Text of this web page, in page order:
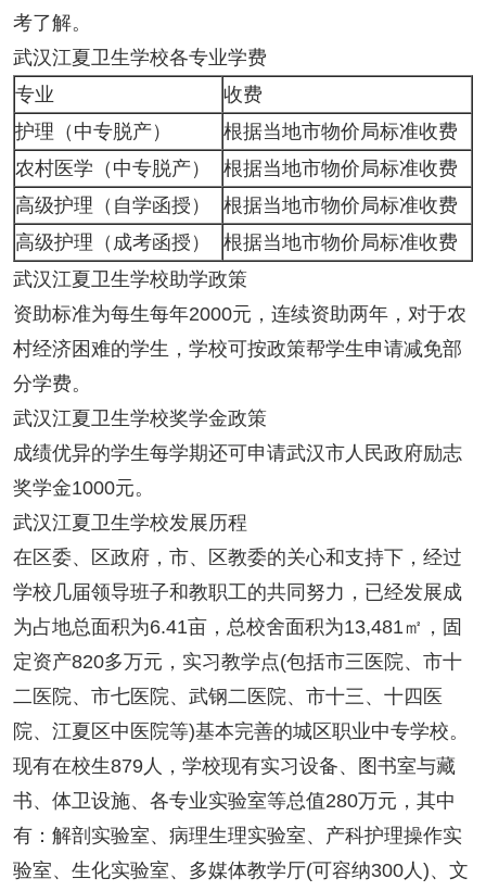
考了解。
武汉江夏卫生学校各专业学费
专业
收费
护理（中专脱产）
根据当地市物价局标准收费
农村医学（中专脱产）
根据当地市物价局标准收费
高级护理（自学函授）
根据当地市物价局标准收费
高级护理（成考函授）
根据当地市物价局标准收费
武汉江夏卫生学校助学政策
资助标准为每生每年2000元，连续资助两年，对于农
村经济困难的学生，学校可按政策帮学生申请减免部
分学费。
武汉江夏卫生学校奖学金政策
成绩优异的学生每学期还可申请武汉市人民政府励志
奖学金1000元。
武汉江夏卫生学校发展历程
在区委、区政府，市、区教委的关心和支持下，经过
学校几届领导班子和教职工的共同努力，已经发展成
为占地总面积为6.41亩，总校舍面积为13,481㎡，固
定资产820多万元，实习教学点(包括市三医院、市十
二医院、市七医院、武钢二医院、市十三、十四医
院、江夏区中医院等)基本完善的城区职业中专学校。
现有在校生879人，学校现有实习设备、图书室与藏
书、体卫设施、各专业实验室等总值280万元，其中
有：解剖实验室、病理生理实验室、产科护理操作实
验室、生化实验室、多媒体教学厅(可容纳300人)、文